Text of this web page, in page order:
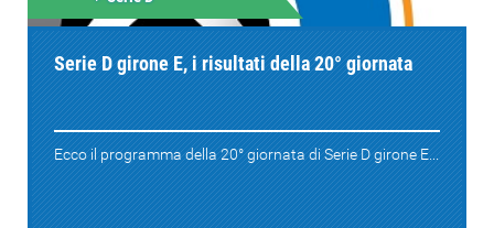
Serie D girone E, i risultati della 20° giornata
Ecco il programma della 20° giornata di Serie D girone E...